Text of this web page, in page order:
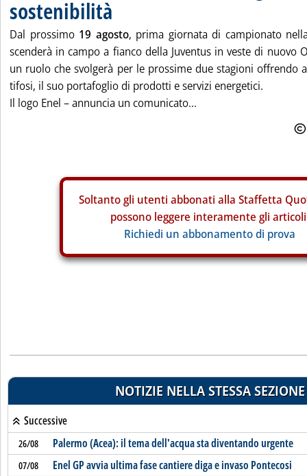
sostenibilità
Dal prossimo 19 agosto, prima giornata di campionato
scenderà in campo a fianco della Juventus in veste di nuovo
un ruolo che svolgerà per le prossime due stagioni offrendo
tifosi, il suo portafoglio di prodotti e servizi energetici.
Il logo Enel – annuncia un comunicato...
Soltanto gli utenti abbonati alla Staffetta
possono leggere interamente gli
Richiedi un abbonamento di prova
NOTIZIE NELLA STESSA SEZIONE
Successive
26/08 Palermo (Acea): il tema dell'acqua sta diventando urgente
07/08 Enel GP avvia ultima fase cantiere diga e invaso Pontecosi